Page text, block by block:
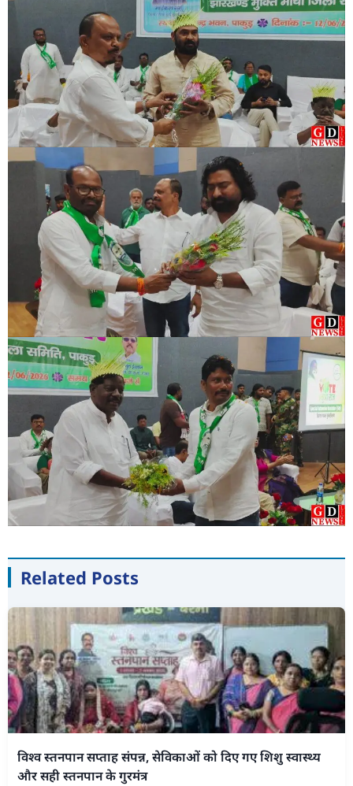
Related Posts
विश्व स्तनपान सप्ताह संपन्न, सेविकाओं को दिए गए शिशु स्वास्थ्य
और सही स्तनपान के गुरमंत्र